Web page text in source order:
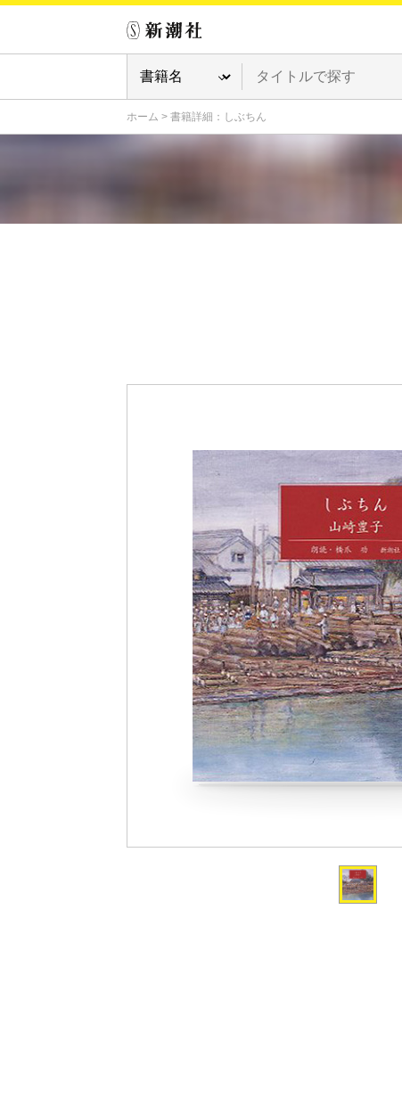
ホーム > 書籍詳細：しぶちん